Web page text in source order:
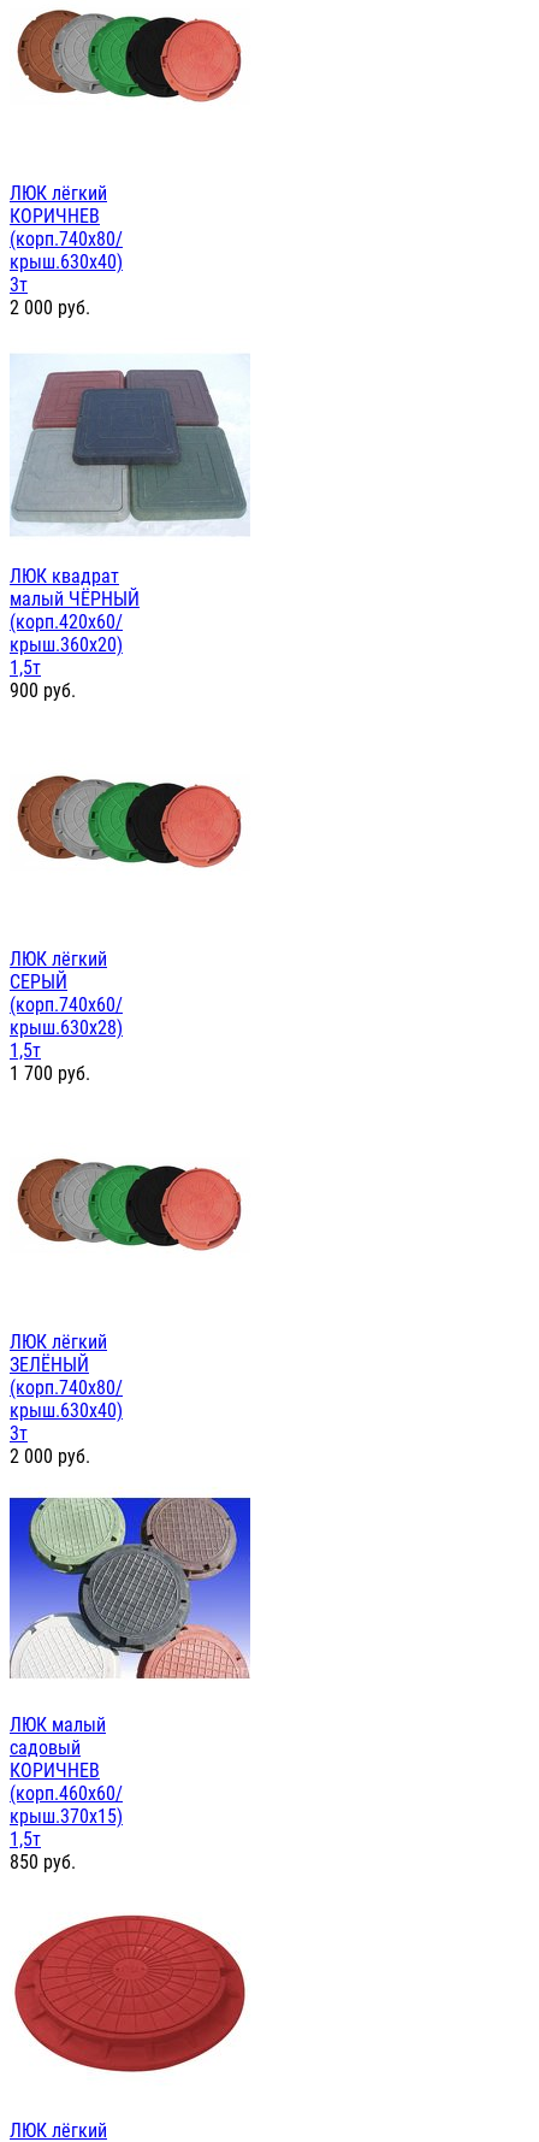
ЛЮК лёгкий
КОРИЧНЕВ
(корп.740х80/
крыш.630х40)
3т
2 000 руб.
ЛЮК квадрат
малый ЧЁРНЫЙ
(корп.420х60/
крыш.360х20)
1,5т
900 руб.
ЛЮК лёгкий
СЕРЫЙ
(корп.740х60/
крыш.630х28)
1,5т
1 700 руб.
ЛЮК лёгкий
ЗЕЛЁНЫЙ
(корп.740х80/
крыш.630х40)
3т
2 000 руб.
ЛЮК малый
садовый
КОРИЧНЕВ
(корп.460х60/
крыш.370х15)
1,5т
850 руб.
ЛЮК лёгкий